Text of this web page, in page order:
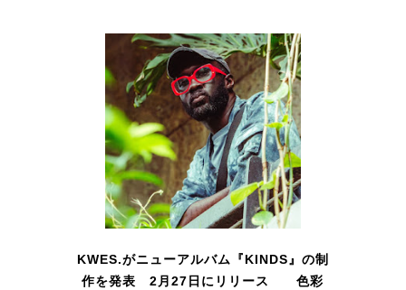
KWES.がニューアルバム『KINDS』の制
作を発表 2月27日にリリース 色彩